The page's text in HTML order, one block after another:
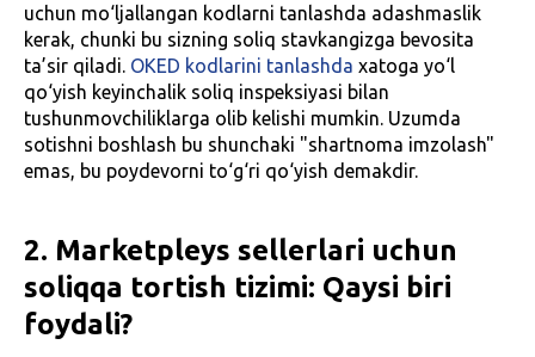
uchun mo‘ljallangan kodlarni tanlashda adashmaslik
kerak, chunki bu sizning soliq stavkangizga bevosita
ta’sir qiladi. OKED kodlarini tanlashda xatoga yo‘l
qo‘yish keyinchalik soliq inspeksiyasi bilan
tushunmovchiliklarga olib kelishi mumkin. Uzumda
sotishni boshlash bu shunchaki "shartnoma imzolash"
emas, bu poydevorni to‘g‘ri qo‘yish demakdir.
2. Marketpleys sellerlari uchun
soliqqa tortish tizimi: Qaysi biri
foydali?